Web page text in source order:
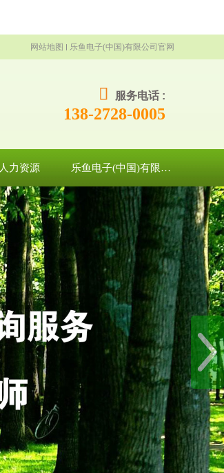
网站地图 乐鱼电子(中国)有限公司官网
服务电话 :
138-2728-0005
人力资源 乐鱼电子(中国)有限公司官网